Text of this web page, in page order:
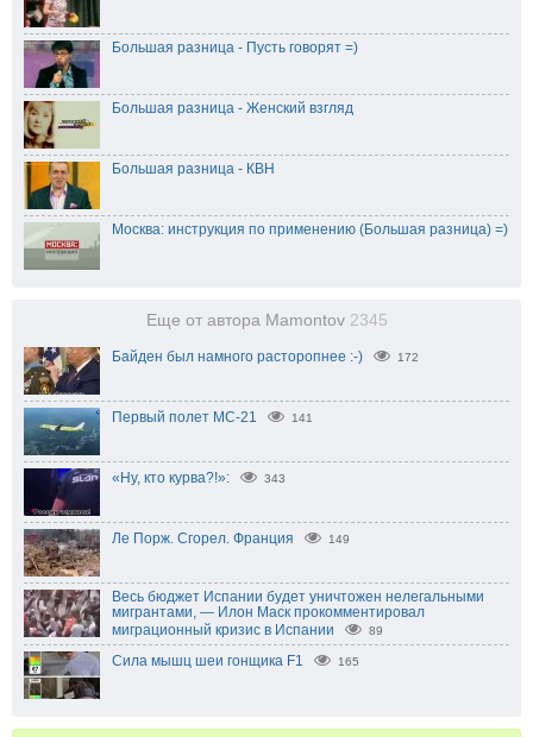
Большая разница - Пусть говорят =)
Большая разница - Женский взгляд
Большая разница - КВН
Москва: инструкция по применению (Большая разница) =)
Еще от автора Mamontov 2345
Байден был намного расторопнее :-) 172
Первый полет МС-21 141
«Ну, кто курва?!»: 343
Ле Порж. Сгорел. Франция 149
Весь бюджет Испании будет уничтожен нелегальными
мигрантами, — Илон Маск прокомментировал
миграционный кризис в Испании
89
Сила мышц шеи гонщика F1 165